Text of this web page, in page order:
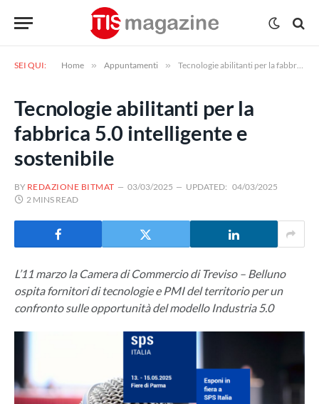
SEI QUI: Home » Appuntamenti » Tecnologie abilitanti per la fabbrica 5.0 intelligente e sostenibile
Tecnologie abilitanti per la
fabbrica 5.0 intelligente e
sostenibile
BY REDAZIONE BITMAT 03/03/2025 UPDATED: 04/03/2025
2 MINS READ
L’11 marzo la Camera di Commercio di Treviso – Belluno
ospita fornitori di tecnologie e PMI del territorio per un
confronto sulle opportunità del modello Industria 5.0